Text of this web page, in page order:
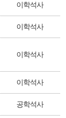
이학석사
이학석사
이학석사
이학석사
공학석사